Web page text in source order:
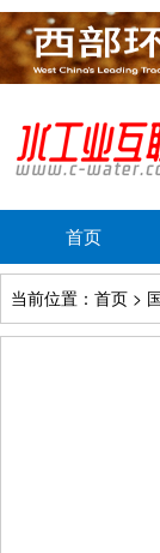
首页
当前位置：首页 >